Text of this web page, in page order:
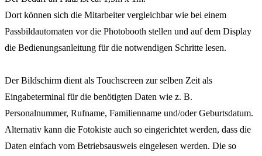
Dort können sich die Mitarbeiter vergleichbar wie bei einem
Passbildautomaten vor die Photobooth stellen und auf dem Display
die Bedienungsanleitung für die notwendigen Schritte lesen.
Der Bildschirm dient als Touchscreen zur selben Zeit als
Eingabeterminal für die benötigten Daten wie z. B.
Personalnummer, Rufname, Familienname und/oder Geburtsdatum.
Alternativ kann die Fotokiste auch so eingerichtet werden, dass die
Daten einfach vom Betriebsausweis eingelesen werden. Die so